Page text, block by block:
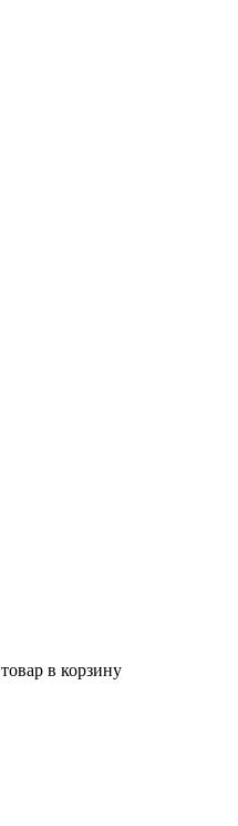
в корзину